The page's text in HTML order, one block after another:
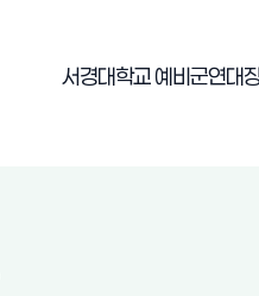
서경대학교 예비군연대